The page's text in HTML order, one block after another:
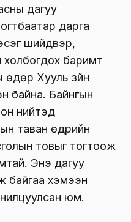
дагуу
дарга
шийдвэр,
холбогдох баримт
Хууль зүйн
байна. Байнгын
нийтэд
таван өдрийн
товыг тогтоож
Энэ дагуу
байгаа хэмээн
юм.